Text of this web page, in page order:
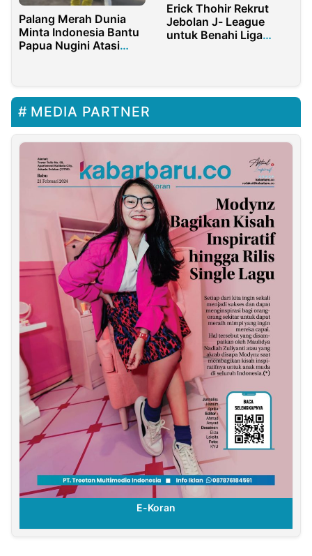
Palang Merah Dunia
Minta Indonesia Bantu
Papua Nugini Atasi
Erick Thohir Rekrut
Jebolan J- League
untuk Benahi Liga
MEDIA PARTNER
E-Koran